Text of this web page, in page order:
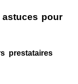
astuces pour
prestataires